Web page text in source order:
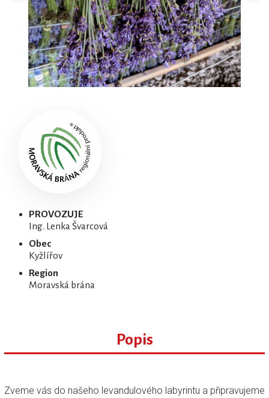
PROVOZUJE
Ing. Lenka Švarcová
Obec
Kyžlířov
Region
Moravská brána
Popis
Zveme vás do našeho levandulového labyrintu a připravujeme